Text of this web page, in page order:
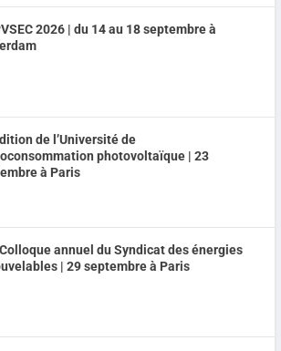
2026 | du 14 au 18 septembre à
de l’Université de
photovoltaïque | 23
à Paris
annuel du Syndicat des énergies
| 29 septembre à Paris